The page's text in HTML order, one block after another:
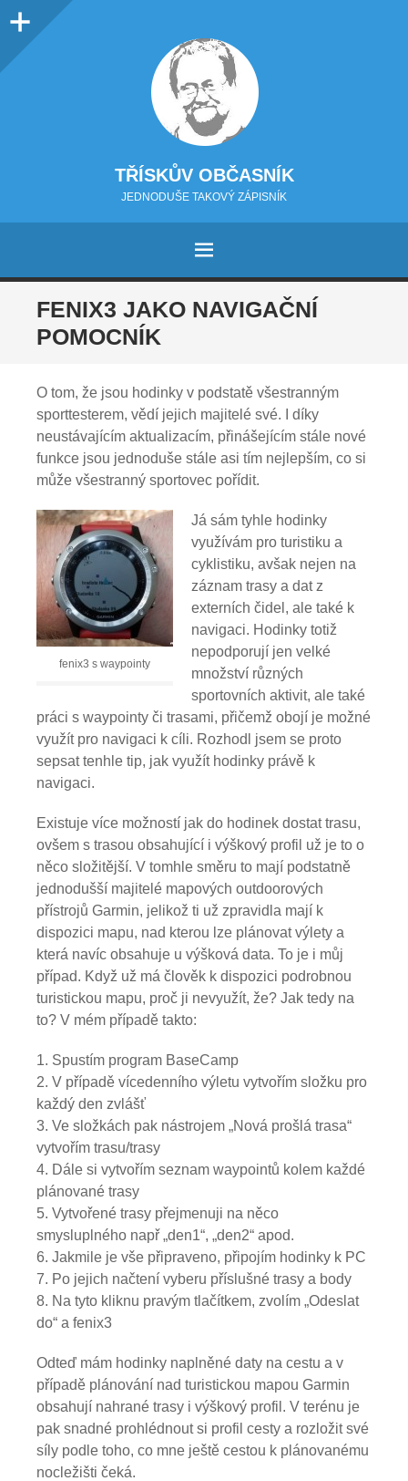
Sidebar
TŘÍSKŮV OBČASNÍK
JEDNODUŠE TAKOVÝ ZÁPISNÍK
PŘEJÍT NA OBSAH
FENIX3 JAKO NAVIGAČNÍ
POMOCNÍK
O tom, že jsou hodinky v podstatě všestranným
sporttesterem, vědí jejich majitelé své. I díky
neustávajícím aktualizacím, přinášejícím stále nové
funkce jsou jednoduše stále asi tím nejlepším, co si
může všestranný sportovec pořídit.
fenix3 s waypointy
Já sám tyhle hodinky
využívám pro turistiku a
cyklistiku, avšak nejen na
záznam trasy a dat z
externích čidel, ale také k
navigaci. Hodinky totiž
nepodporují jen velké
množství různých
sportovních aktivit, ale také
práci s waypointy či trasami, přičemž obojí je možné
využít pro navigaci k cíli. Rozhodl jsem se proto
sepsat tenhle tip, jak využít hodinky právě k
navigaci.
Existuje více možností jak do hodinek dostat trasu,
ovšem s trasou obsahující i výškový profil už je to o
něco složitější. V tomhle směru to mají podstatně
jednodušší majitelé mapových outdoorových
přístrojů Garmin, jelikož ti už zpravidla mají k
dispozici mapu, nad kterou lze plánovat výlety a
která navíc obsahuje u výšková data. To je i můj
případ. Když už má člověk k dispozici podrobnou
turistickou mapu, proč ji nevyužít, že? Jak tedy na
to? V mém případě takto:
Spustím program BaseCamp
V případě vícedenního výletu vytvořím složku pro
každý den zvlášť
Ve složkách pak nástrojem „Nová prošlá trasa“
vytvořím trasu/trasy
Dále si vytvořím seznam waypointů kolem každé
plánované trasy
Vytvořené trasy přejmenuji na něco
smysluplného např „den1“, „den2“ apod.
Jakmile je vše připraveno, připojím hodinky k PC
Po jejich načtení vyberu příslušné trasy a body
Na tyto kliknu pravým tlačítkem, zvolím „Odeslat
do“ a fenix3
Odteď mám hodinky naplněné daty na cestu a v
případě plánování nad turistickou mapou Garmin
obsahují nahrané trasy i výškový profil. V terénu je
pak snadné prohlédnout si profil cesty a rozložit své
síly podle toho, co mne ještě cestou k plánovanému
nocležišti čeká.